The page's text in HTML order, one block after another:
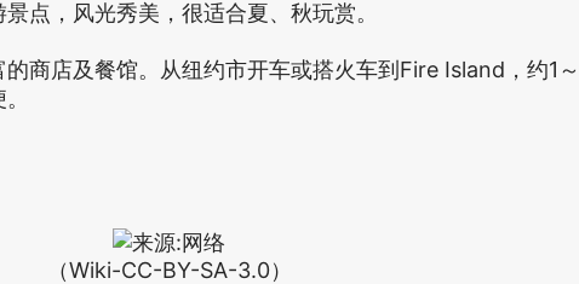
点，风光秀美，很适合夏、秋玩赏。
商店及餐馆。从纽约市开车或搭火车到 Fire Island ，约1 ～
（Wiki-CC-BY-SA-3.0）